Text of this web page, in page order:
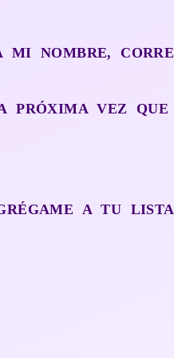
MI NOMBRE,
PRÓXIMA VEZ QUE
A TU